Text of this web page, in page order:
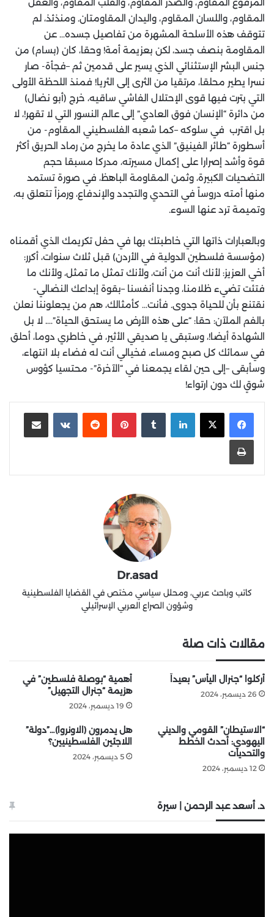
المقاوم، واللسان المقاوم، واليدان المقاومتان. ومنذئذ، لم
تتوقف هذه الأسلحة المشهرة من تفاصيل جسده… عن
المقاومة بنصف جسد، لكن بعزيمة أمة! وحقا، كان (بسام) من
جنس البشر الإستثنائي الذي يسير على قدمين ثم –فجأة- صار
نسرا يطير محلقا، مرتقيا من الثرى إلى الثريا! فمنذ اللحظة الأولى
التي بترت فيها قوى الإحتلال الفاشي ساقيه، خرج (أبو نضال)
من دائرة “الإنسان فوق العادي” إلى عالم النسور التي لا تقهر!، لا
بل اقترب في سلوكه –كما شعبه الفلسطيني المقاوم- من
أسطورة “طائر الفينيق” الذي عادة ما يخرج من رماد الحريق أكثر
قوة وأشد إصرارا على إكمال مسيرته، مدركا مسبقا حجم
التضحيات الكبيرة، وثمن المقاومة الباهظ، في صورة تستمد
منها أمته دروساً في التحدي والتجدد والإندفاع، ورمزاً تتعلق به،
وتميمة ترد عنها السوء.
وبالعبارات ذاتها التي خاطبتك بها في حفل تكريمك الذي أقمناه
(مؤسسة فلسطين الدولية في الأردن) قبل ثلاث سنوات، أكرر:
أخي العزيز: لأنك أنت من أنت، ولأنك تمثل ما تمثل، ولأنك ما
فتئت تضيء ظلامنا، وجدنا أنفسنا –بقوة إبداعك النضالي-
نقتنع بأن للحياة جدوى. فأنت… كأمثالك، هم من يجعلوننا نعلن
بالفم الملآن: حقا: “على هذه الأرض ما يستحق الحياة”…. لا بل
الشهادة أيضا!، وستبقى يا صديقي الأثير، في خاطري دوما، أحلق
في سمائك كل صبح ومساء، فخيالي أنت له فضاء بلا انتهاء،
وسأبقى –إلى حين لقاء يجمعنا في “الآخرة”- محتسيا كؤوس
شوقٍ لك دون ارتواء!
لينكدإن بينتيريست
Dr.asad
كاتب وباحث عربي، ومحلل سياسي مختص في القضايا الفلسطينية
وشؤون الصراع العربي الإسرائيلي
مقالات ذات صلة
أُركلوا “جنرال اليأس” بعيداً
26 ديسمبر، 2024
أهمية “بوصلة فلسطين” في
هزيمة “جنرال التجهيل”
19 ديسمبر، 2024
“الاستيطان” القومي والديني
اليهودي: أحدث الخطط
والتحديات
12 ديسمبر، 2024
هل يدمرون (الاونروا)…”دولة”
اللاجئين الفلسطينيين؟
5 ديسمبر، 2024
د. أسعد عبد الرحمن | سيرة